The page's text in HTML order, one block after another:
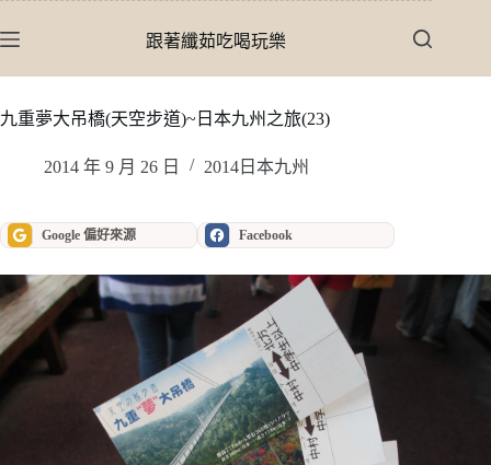
至
內
跟著纖茹吃喝玩樂
九重夢大吊橋(天空步道)~日本九州之旅(23)
2014 年 9 月 26 日 2014日本九州
Google 偏好來源 Facebook